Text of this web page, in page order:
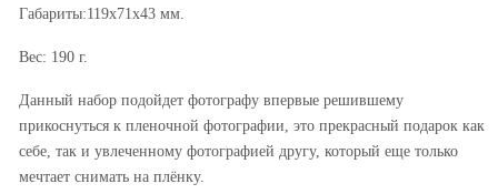
Габариты:119x71x43 мм.
Вес: 190 г.
Данный набор подойдет фотографу впервые решившему
прикоснуться к пленочной фотографии, это прекрасный подарок как
себе, так и увлеченному фотографией другу, который еще только
мечтает снимать на плёнку.